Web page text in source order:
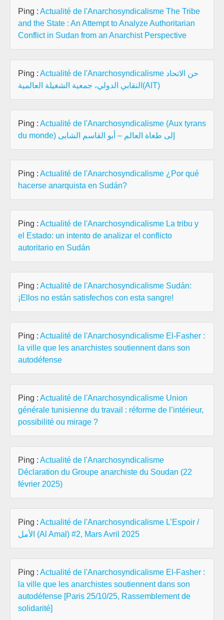
Ping : Actualité de l'Anarchosyndicalisme The Tribe
and the State : An Attempt to Analyze Authoritarian
Conflict in Sudan from an Anarchist Perspective
Ping : Actualité de l'Anarchosyndicalisme حن الاتحاد
النقابي الدولي، جمعية الشغيلة العالمية(AIT)
Ping : Actualité de l'Anarchosyndicalisme (Aux tyrans
du monde) إلى طغاة العالم – أبو القاسم الشابى
Ping : Actualité de l'Anarchosyndicalisme ¿Por qué
hacerse anarquista en Sudán?
Ping : Actualité de l'Anarchosyndicalisme La tribu y
el Estado: un intento de analizar el conflicto
autoritario en Sudán
Ping : Actualité de l'Anarchosyndicalisme Sudán:
¡Ellos no están satisfechos con esta sangre!
Ping : Actualité de l'Anarchosyndicalisme El-Fasher :
la ville que les anarchistes soutiennent dans son
autodéfense
Ping : Actualité de l'Anarchosyndicalisme Union
générale tunisienne du travail : réforme de l’intérieur,
possibilité ou mirage ?
Ping : Actualité de l'Anarchosyndicalisme
Déclaration du Groupe anarchiste du Soudan (22
février 2025)
Ping : Actualité de l'Anarchosyndicalisme L’Espoir /
الأمل (Al Amal) #2, Mars Avril 2025
Ping : Actualité de l'Anarchosyndicalisme El-Fasher :
la ville que les anarchistes soutiennent dans son
autodéfense [Paris 25/10/25, Rassemblement de
solidarité]